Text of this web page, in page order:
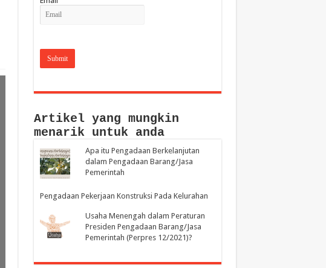
Artikel yang mungkin
menarik untuk anda
Apa itu Pengadaan Berkelanjutan
dalam Pengadaan Barang/Jasa
Pemerintah
Pengadaan Pekerjaan Konstruksi Pada Kelurahan
Usaha Menengah dalam Peraturan
Presiden Pengadaan Barang/Jasa
Pemerintah (Perpres 12/2021)?